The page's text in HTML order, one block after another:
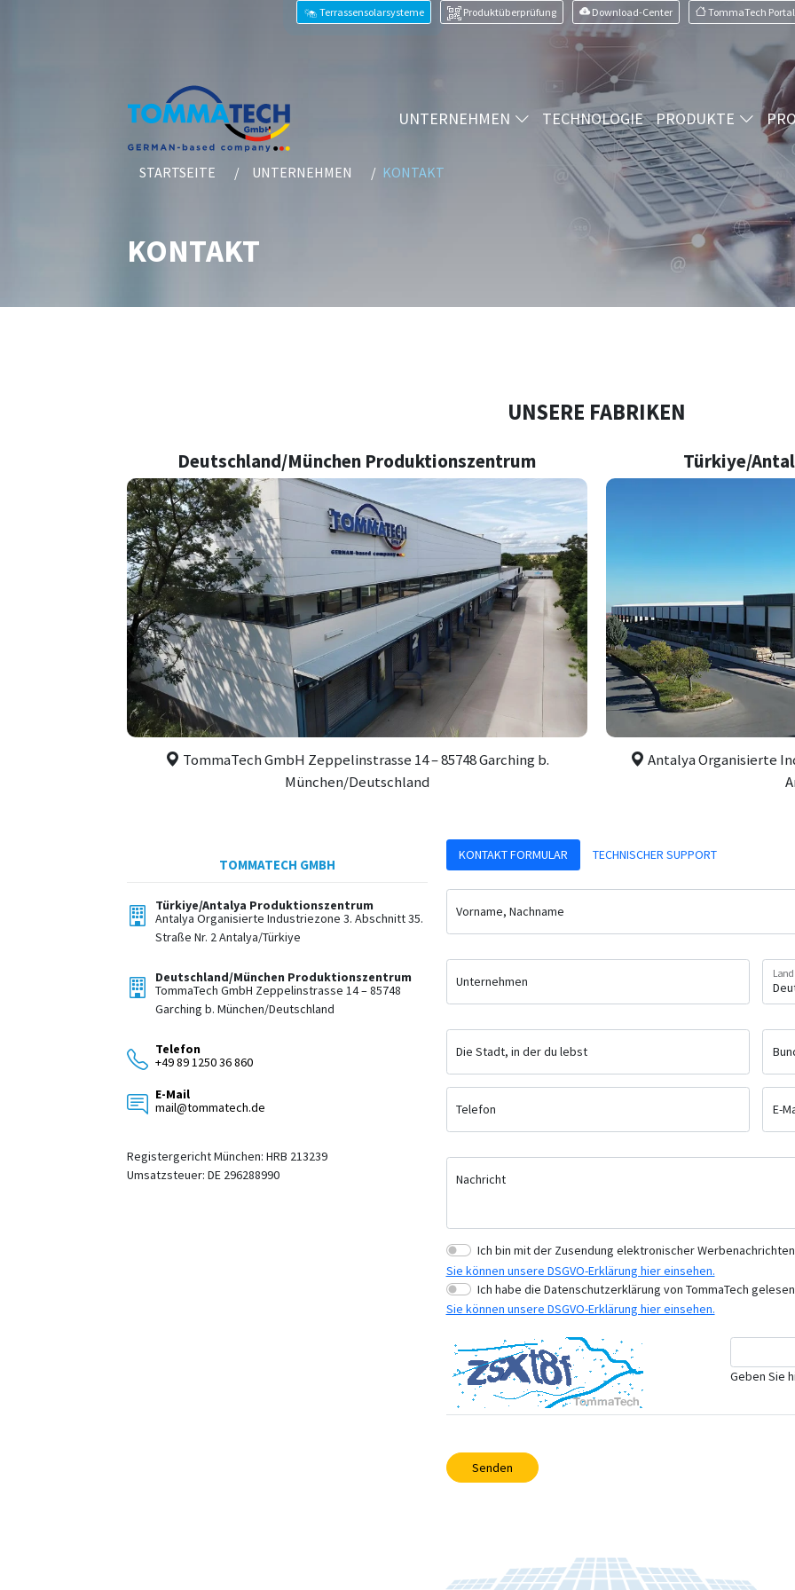
Terrassensolarsysteme Produktüberprüfung Download-Center TommaTech Portal
UNTERNEHMEN TECHNOLOGIE PRODUKTE
STARTSEITE UNTERNEHMEN KONTAKT
KONTAKT
UNSERE FABRIKEN
Deutschland/München Produktionszentrum
TommaTech GmbH Zeppelinstrasse 14 – 85748 Garching b.
München/Deutschland
Türkiye/
Antalya Organisierte
TOMMATECH GMBH
Türkiye/Antalya Produktionszentrum
Antalya Organisierte Industriezone 3. Abschnitt 35.
Straße Nr. 2 Antalya/Türkiye
Deutschland/München Produktionszentrum
TommaTech GmbH Zeppelinstrasse 14 – 85748
Garching b. München/Deutschland
Telefon
+49 89 1250 36 860
E-Mail
mail@tommatech.de
Registergericht München: HRB 213239
Umsatzsteuer: DE 296288990
KONTAKT FORMULAR TECHNISCHER SUPPORT
Vorname, Nachname
Unternehmen
Die Stadt, in der du lebst
Telefon E-
Nachricht
Ich bin mit der Zusendung elektronischer
Sie können unsere DSGVO-Erklärung hier einsehen.
Ich habe die Datenschutzerklärung von TommaTech
Sie können unsere DSGVO-Erklärung hier einsehen.
Geben Sie
Senden